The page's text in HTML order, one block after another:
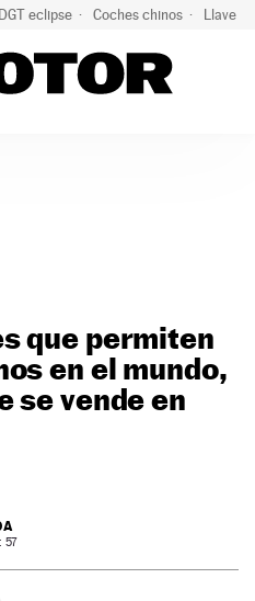
DGT eclipse Coches chinos Llaves
que permiten
en el mundo,
se vende en
57